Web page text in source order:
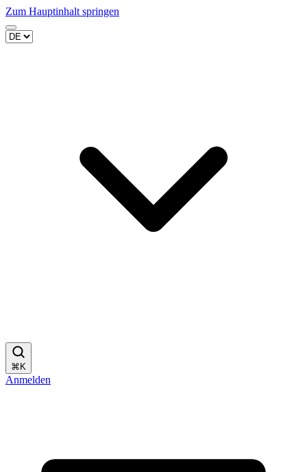
Zum Hauptinhalt springen
⌘ K
Anmelden